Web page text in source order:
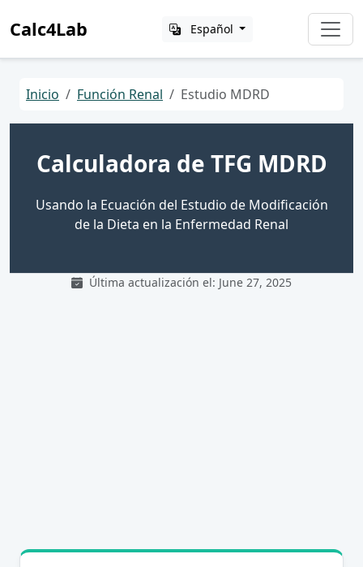
Calc4Lab Español
Inicio Función Renal Estudio MDRD
Calculadora de TFG MDRD
Usando la Ecuación del Estudio de Modificación
de la Dieta en la Enfermedad Renal
Última actualización el: June 27, 2025